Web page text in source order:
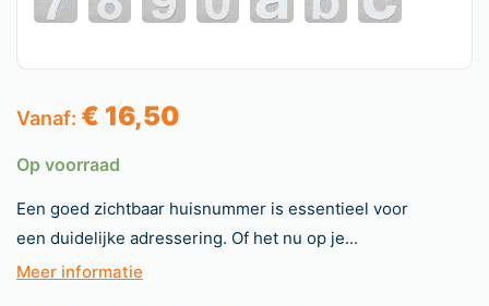
Vanaf: € 16,50
Op voorraad
Een goed zichtbaar huisnummer is essentieel voor
een duidelijke adressering. Of het nu op je...
Meer informatie